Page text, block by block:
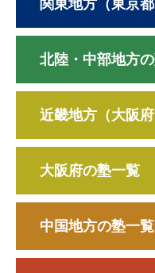
関東地方（東京
北陸・中部地方
近畿地方（大阪
大阪府の塾一覧
中国地方の塾一覧